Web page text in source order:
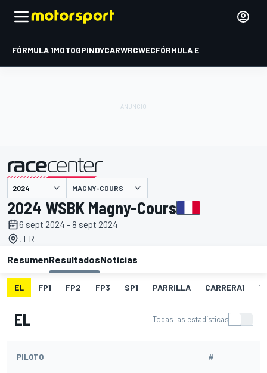
FÓRMULA 1MOTOGPINDYCARWRCWECFÓRMULA E
presentado por MAGNY-COURS
2024 WSBK Magny-Cours
6 sept 2024 - 8 sept 2024
, FR
ResumenResultadosNoticias
EL FP1 FP2 FP3 SP1 PARRILLA CARRERA1
EL Todas las estadísticas
PILOTO #